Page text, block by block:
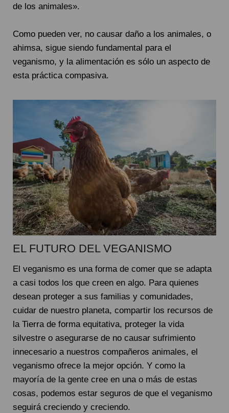
de los animales».
Como pueden ver, no causar daño a los animales, o
ahimsa, sigue siendo fundamental para el
veganismo, y la alimentación es sólo un aspecto de
esta práctica compasiva.
EL FUTURO DEL VEGANISMO
El veganismo es una forma de comer que se adapta
a casi todos los que creen en algo. Para quienes
desean proteger a sus familias y comunidades,
cuidar de nuestro planeta, compartir los recursos de
la Tierra de forma equitativa, proteger la vida
silvestre o asegurarse de no causar sufrimiento
innecesario a nuestros compañeros animales, el
veganismo ofrece la mejor opción. Y como la
mayoría de la gente cree en una o más de estas
cosas, podemos estar seguros de que el veganismo
seguirá creciendo y creciendo.